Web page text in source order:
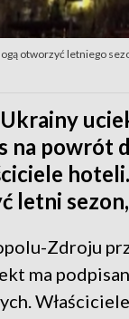
otworzyć letniego
na powrót
letni
Zdroju
ma